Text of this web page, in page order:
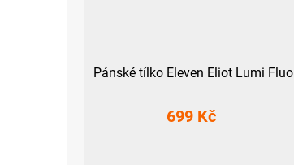
Pánské tílko Eleven Eliot Lumi Fluo
699 Kč